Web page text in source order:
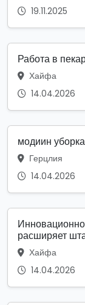
19.11.2025
Работа в
Хайфа
14.04.2026
модиин
Герцлия
14.04.2026
расширяет
Хайфа
14.04.2026